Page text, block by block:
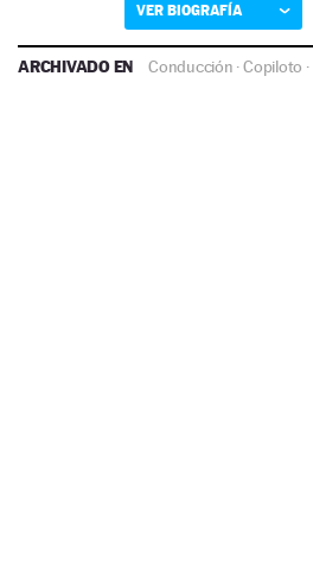
VER BIOGRAFÍA
ARCHIVADO EN Conducción ·Copiloto ·